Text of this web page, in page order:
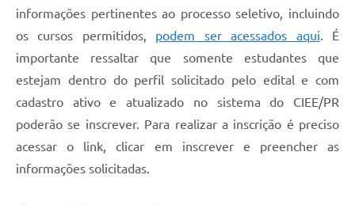
Imprensa
Telefones Postos de Saúde
Plantão das Funerárias
Recebimento de Recursos
Serviço de Informação ao Cidadão
informações pertinentes ao processo seletivo, incluindo
os cursos permitidos, podem ser acessados aqui. É
importante ressaltar que somente estudantes que
estejam dentro do perfil solicitado pelo edital e com
cadastro ativo e atualizado no sistema do CIEE/PR
poderão se inscrever. Para realizar a inscrição é preciso
acessar o link, clicar em inscrever e preencher as
informações solicitadas.